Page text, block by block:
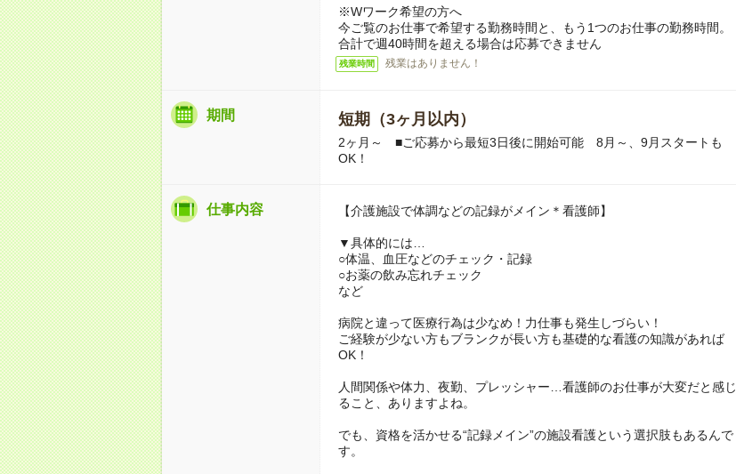
※Wワーク希望の方へ
今ご覧のお仕事で希望する勤務時間と、もう1つのお仕事の勤務時間。
合計で週40時間を超える場合は応募できません
残業時間 残業はありません！
期間 短期（3ヶ月以内）
2ヶ月～ ■ご応募から最短3日後に開始可能 8月～、9月スタートも
OK！
仕事内容 【介護施設で体調などの記録がメイン＊看護師】
▼具体的には…
○体温、血圧などのチェック・記録
○お薬の飲み忘れチェック
など
病院と違って医療行為は少なめ！力仕事も発生しづらい！
ご経験が少ない方もブランクが長い方も基礎的な看護の知識があれば
OK！
人間関係や体力、夜勤、プレッシャー…看護師のお仕事が大変だと感じ
ること、ありますよね。
でも、資格を活かせる“記録メイン”の施設看護という選択肢もあるんで
す。